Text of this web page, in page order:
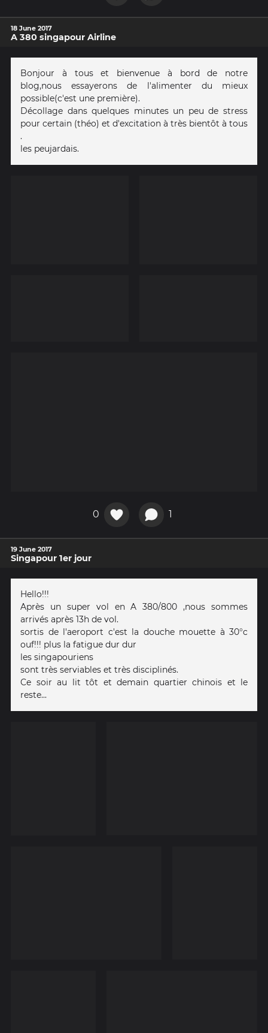
18 June 2017
A 380 singapour Airline
Bonjour à tous et bienvenue à bord de notre
blog,nous essayerons de l'alimenter du mieux
possible(c'est une première).
Décollage dans quelques minutes un peu de stress
pour certain (théo) et d'excitation à très bientôt à tous
.
les peujardais.
0 1
19 June 2017
Singapour 1er jour
Hello!!!
Après un super vol en A 380/800 ,nous sommes
arrivés après 13h de vol.
sortis de l'aeroport c'est la douche mouette à 30°c
ouf!!! plus la fatigue dur dur
les singapouriens
sont très serviables et très disciplinés.
Ce soir au lit tôt et demain quartier chinois et le
reste...